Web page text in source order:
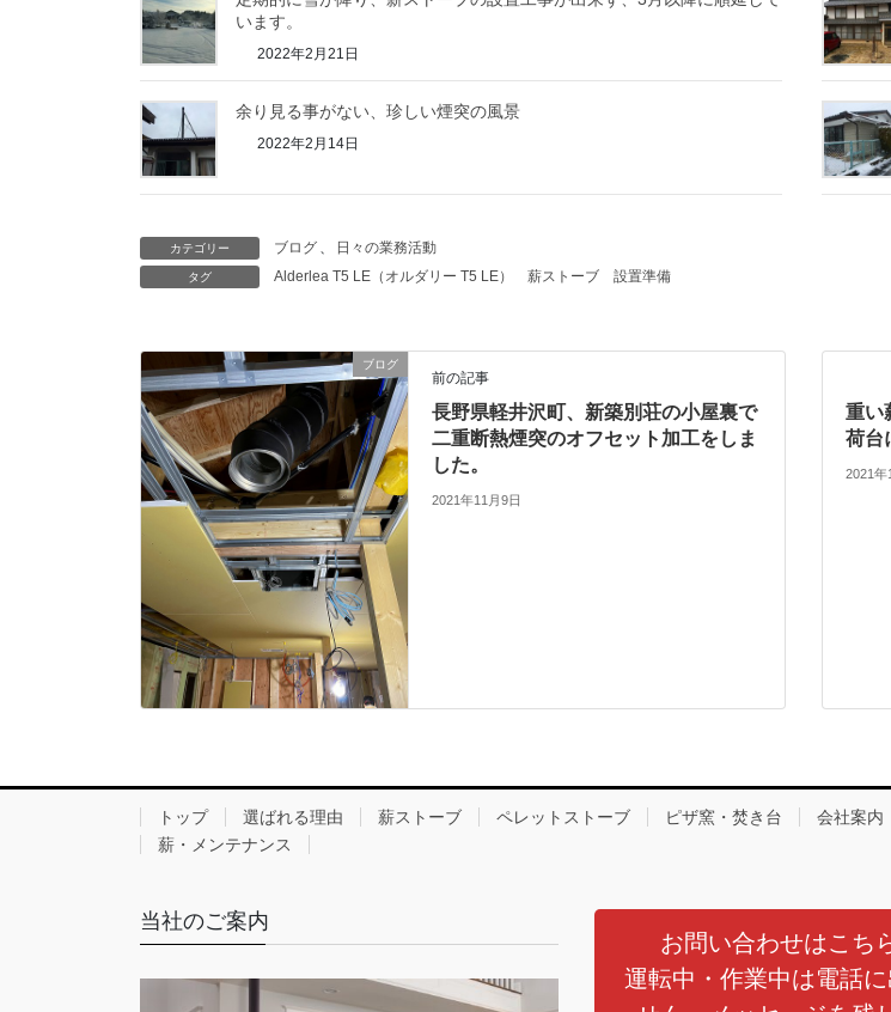
います。
2022年2月21日
余り見る事がない、珍しい煙突の風景
2022年2月14日
カテゴリー ブログ 、 日々の業務活動
タグ Alderlea T5 LE（オルダリー T5 LE） 薪ストーブ 設置準備
ブログ
前の記事
長野県軽井沢町、新築別荘の小屋裏で
二重断熱煙突のオフセット加工をしま
した。
2021年11月9日
重い
荷台
2021年
トップ 選ばれる理由 薪ストーブ ペレットストーブ ピザ窯・焚き台 会社案内
薪・メンテナンス
当社のご案内
お問い合わせはこち
運転中・作業中は電話に